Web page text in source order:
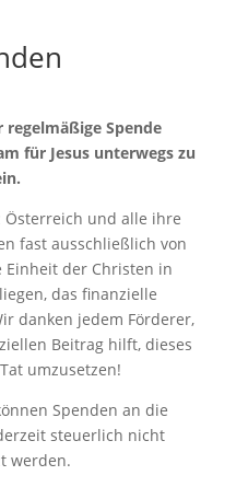
regelmäßige Spende
für Jesus unterwegs zu
Österreich und alle ihre
fast ausschließlich von
Einheit der Christen in
das finanzielle
danken jedem Förderer,
Beitrag hilft, dieses
umzusetzen!
Spenden an die
steuerlich nicht
werden.